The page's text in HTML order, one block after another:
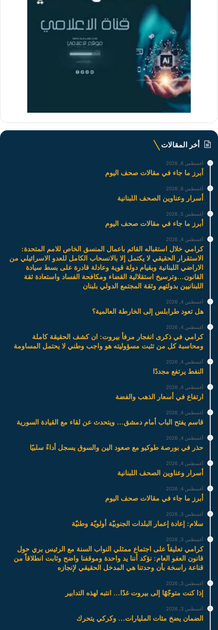
أخر المقالات
أغسطس 6, 2026
أبرز ما جاء في مقالات صحف اليوم
أغسطس 6, 2026
أسرار وعناوين الصحف اللبنانية
أغسطس 5, 2026
أبرز ما جاء في مقالات صحف اليوم
أغسطس 4, 2026
كرامي خلال استقباله القائم باعمال المنسق الخاص للامم المتحدة:
الاستقرار الحقيقي لا يكتمل إلا بالانسحاب الكامل للعدو الاسرائيلي من
الاراضي اللبنانية وبقيام دولة قوية وعادلة قادرة على بسط سيادة
القانون…وترسيخ استقلالية القضاء ومكافحة الفساد واستعادة ثقة
اللبنانيين بدولتهم وثقة المجتمع الدولي بلبنان
أغسطس 4, 2026
هل تعود طرابلس إلى الخارطة العالمية؟
أغسطس 4, 2026
كرامي في ذكرى انفجار مرفأ بيروت: ان كشف الحقيقة كاملة
ومحاسبة كل من تثبت مسؤوليته هو واجب وطني لا يحتمل المساومة
أغسطس 4, 2026
النفط يرتفع مجددًا
أغسطس 4, 2026
ارتفاع في أسعار الذهب والفضة
أغسطس 4, 2026
قاسم يفتح الباب أمام دمشق… ويتحدث عن لقاء مع القيادة السورية
أغسطس 4, 2026
حذر في بورصة طوكيو مع صعود الين والسوق يسجل أداءً سلبيًا
أغسطس 4, 2026
أسرار وعناوين الصحف اللبنانية
أغسطس 4, 2026
أبرز ما جاء في مقالات صحف اليوم
أغسطس 3, 2026
سلام: إعادة إعمار البلدات الجنوبيّة أولويّة وطنيّة
أغسطس 3, 2026
كرامي تعليقاً على اجتماع ممثلي النواب السنة مع الرئيس بري حول
قانون العفو العام: نؤكد أننا يد واحدة وموقفنا واضح وثابت انطلاقاً من
قناعة راسخة بأن وحدتنا هي المدخل الحقيقي لإنجازه
أغسطس 3, 2026
إذا كنت متوجّهًا إلى بيروت غدًا… انتبه لهذه التدابير
أغسطس 3, 2026
الضمان يضخ مئات المليارات… وكركي يتحرك